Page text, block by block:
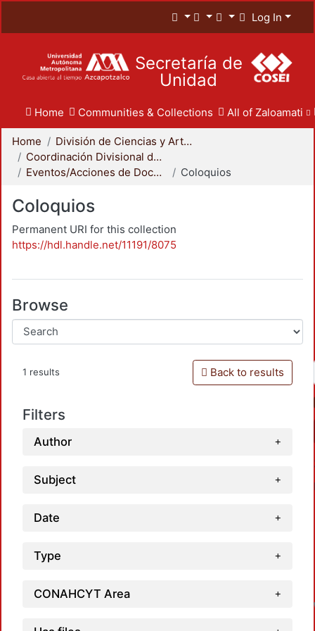
Log In
Secretaría de
Unidad
Home Communities & Collections All of Zaloamati
Home
División de Ciencias y Artes para el Diseño
Coordinación Divisional de Docencia
Eventos/Acciones de Docencia
Coloquios
Coloquios
Permanent URI for this collection
https://hdl.handle.net/11191/8075
Browse
1 results Back to results
Filters
Author
Subject
Date
Type
CONAHCYT Area